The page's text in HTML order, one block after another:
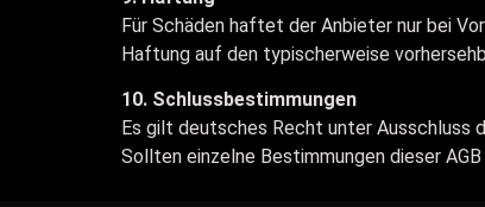
Für Schäden haftet der Anbieter nur bei
Haftung auf den typischerweise
10. Schlussbestimmungen
Es gilt deutsches Recht unter Ausschluss
Sollten einzelne Bestimmungen dieser